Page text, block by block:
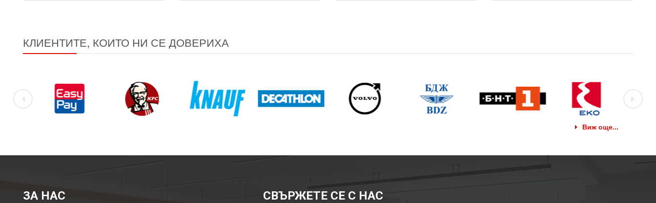
КЛИЕНТИТЕ, КОИТО НИ СЕ ДОВЕРИХА
Виж още...
ЗА НАС СВЪРЖЕТЕ СЕ С НАС